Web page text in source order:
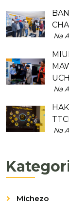
Na
Na
Na
Michezo